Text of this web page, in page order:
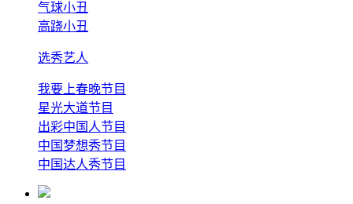
气球小丑
高跷小丑
选秀艺人
我要上春晚节目
星光大道节目
出彩中国人节目
中国梦想秀节目
中国达人秀节目